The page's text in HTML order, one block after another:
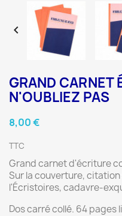

GRAND CARNET
N'OUBLIEZ PAS
8,00 €
TTC
Grand carnet d'écriture
Sur la couverture,
l'Écristoires, cadavre-
Dos carré collé. 64 pages